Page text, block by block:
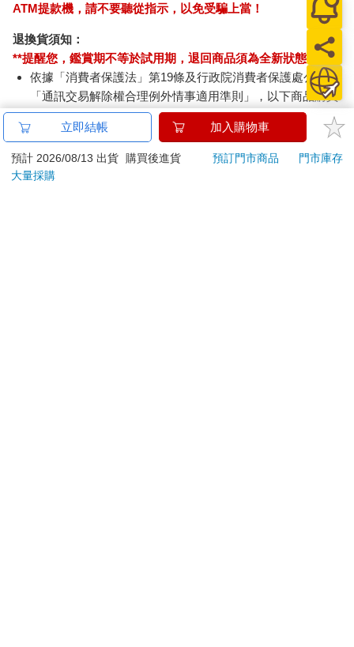
ATM提款機，請不要聽從指示，以免受騙上當！
退換貨須知：
**提醒您，鑑賞期不等於試用期，退回商品須為全新狀態**
依據「消費者保護法」第19條及行政院消費者保護處公告之
「通訊交易解除權合理例外情事適用準則」，以下商品購買
後，除商品本身有瑕疵外，將不提供7天的猶豫期：
易於腐敗、保存期限較短或解約時即將逾期。（如：生
鮮食品）
依消費者要求所為之客製化給付。（客製化商品）
立即結帳 加入購物車
預計 2026/08/13 出貨 購買後進貨 預訂門市商品
門市庫存
大量採購